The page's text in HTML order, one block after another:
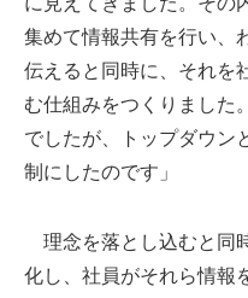
集めて情報共有を行い、
伝えると同時に、それを
む仕組みをつくりました
でしたが、トップダウン
制にしたのです」
理念を落とし込むと同
化し、社員がそれら情報